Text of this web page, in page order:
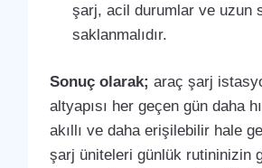
şarj, acil durumlar ve uzun
saklanmalıdır.
Sonuç olarak; araç şarj
altyapısı her geçen gün daha
akıllı ve daha erişilebilir hale
şarj üniteleri günlük rutininizin